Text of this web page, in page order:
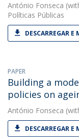
António Fonseca
Políticas Públicas
DESCARREGAR E
PAPER
Building a
policies on
António Fonseca
DESCARREGAR E